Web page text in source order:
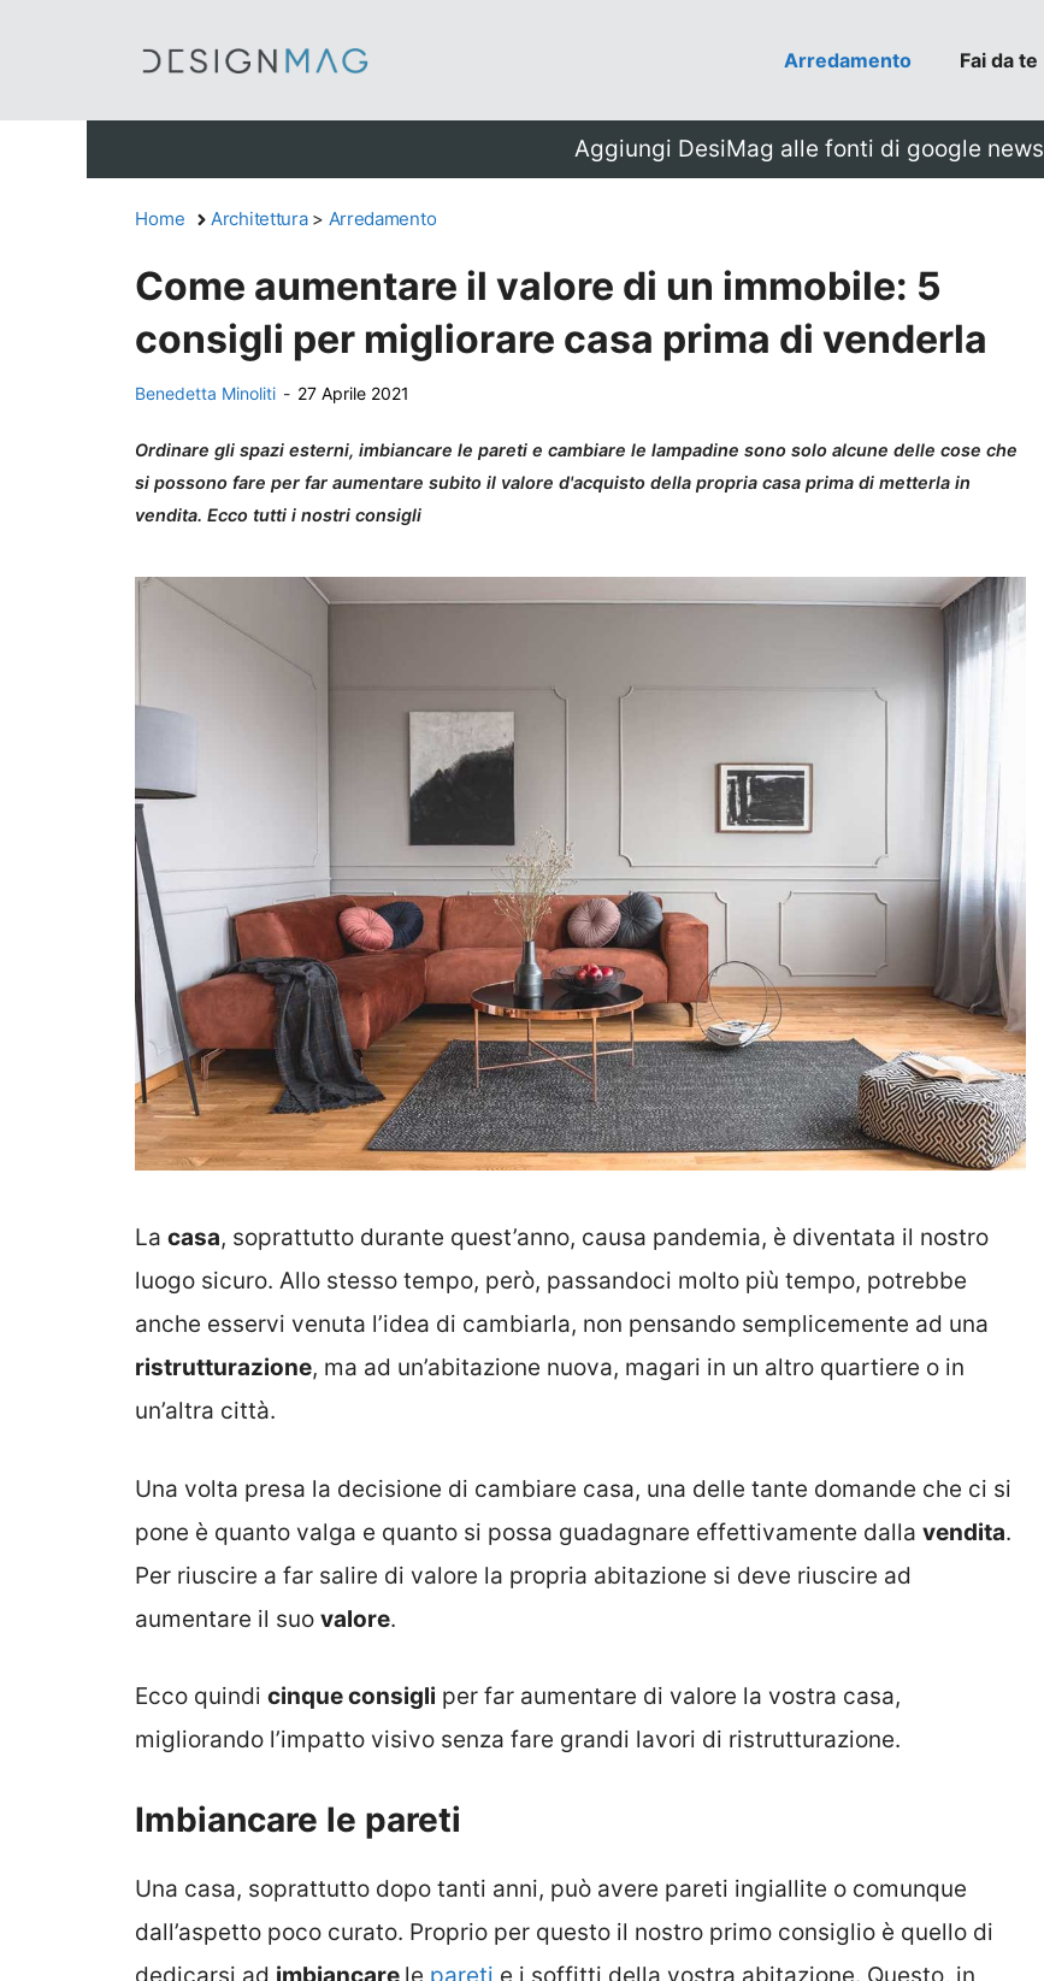
Arredamento Fai da te
Aggiungi DesiMag alle fonti di google news
Home Architettura> Arredamento
Come aumentare il valore di un immobile: 5
consigli per migliorare casa prima di venderla
Benedetta Minoliti - 27 Aprile 2021
Ordinare gli spazi esterni, imbiancare le pareti e cambiare le lampadine sono solo alcune delle cose che
si possono fare per far aumentare subito il valore d'acquisto della propria casa prima di metterla in
vendita. Ecco tutti i nostri consigli
La casa, soprattutto durante quest’anno, causa pandemia, è diventata il nostro
luogo sicuro. Allo stesso tempo, però, passandoci molto più tempo, potrebbe
anche esservi venuta l’idea di cambiarla, non pensando semplicemente ad una
ristrutturazione, ma ad un’abitazione nuova, magari in un altro quartiere o in
un’altra città.
Una volta presa la decisione di cambiare casa, una delle tante domande che ci si
pone è quanto valga e quanto si possa guadagnare effettivamente dalla vendita.
Per riuscire a far salire di valore la propria abitazione si deve riuscire ad
aumentare il suo valore.
Ecco quindi cinque consigli per far aumentare di valore la vostra casa,
migliorando l’impatto visivo senza fare grandi lavori di ristrutturazione.
Imbiancare le pareti
Una casa, soprattutto dopo tanti anni, può avere pareti ingiallite o comunque
dall’aspetto poco curato. Proprio per questo il nostro primo consiglio è quello di
dedicarsi ad imbiancare le pareti e i soffitti della vostra abitazione. Questo, in